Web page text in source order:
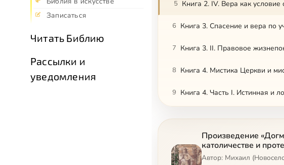
Записаться
Читать Библию
Рассылки и
уведомления
5 Книга 2. IV. Вера как условие
6
7 Книга 3. II. Правовое
8 Книга 4. Мистика Церкви и
9 Книга 4. Часть I. Истинная и
Произведение
католичестве и
Автор: Михаил